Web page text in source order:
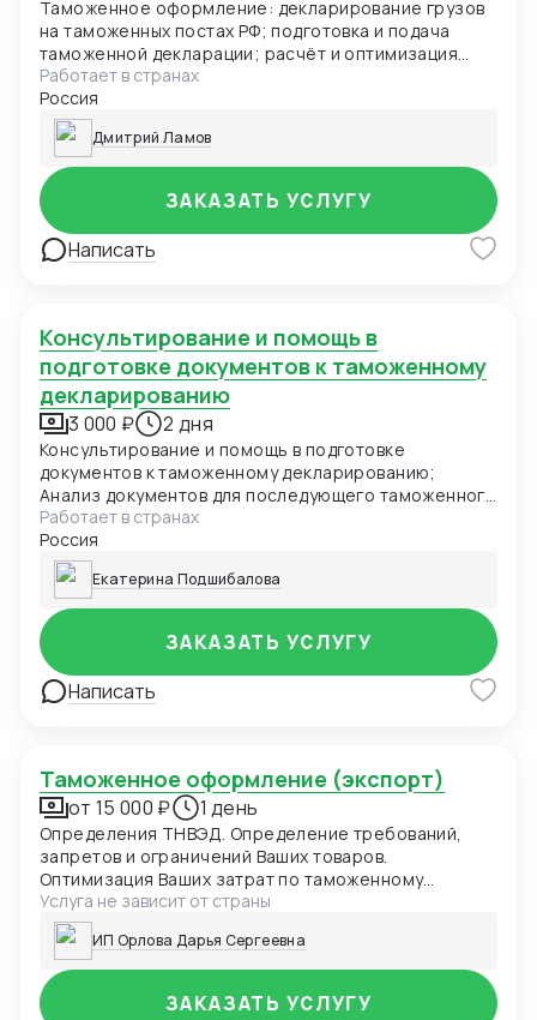
Таможенное оформление: декларирование грузов
на таможенных постах РФ; подготовка и подача
таможенной декларации; расчёт и оптимизация
таможенных платежей; сопровождение при
досмотрах и проверках; работа с разрешительной
документацией (сертификаты, СГР и др.).
Работает в странах
Россия
Дмитрий Ламов
Написать
ЗАКАЗАТЬ УСЛУГУ
Консультирование и помощь в
подготовке документов к таможенному
декларированию
3 000 ₽ 2 дня
Консультирование и помощь в подготовке
документов к таможенному декларированию;
Анализ документов для последующего таможенного
декларирования
Работает в странах
Россия
Екатерина Подшибалова
Написать
ЗАКАЗАТЬ УСЛУГУ
Таможенное оформление (экспорт)
от 15 000 ₽ 1 день
Определения ТНВЭД. Определение требований,
запретов и ограничений Ваших товаров.
Оптимизация Ваших затрат по таможенному
оформлению. Расчет таможенных пошлин/налогов.
Подготовка и подача ДТ в таможенные органы
Услуга не зависит от страны
ИП Орлова Дарья Сергеевна
ЗАКАЗАТЬ УСЛУГУ